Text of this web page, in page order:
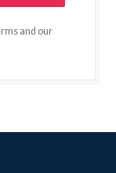
and our